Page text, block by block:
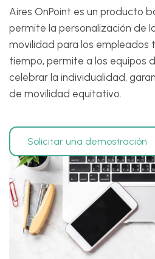
Aires OnPoint es un producto
permite la personalización de
movilidad para los empleados
tiempo, permite a los equipos
celebrar la individualidad,
de movilidad equitativo.
Solicitar una demostración